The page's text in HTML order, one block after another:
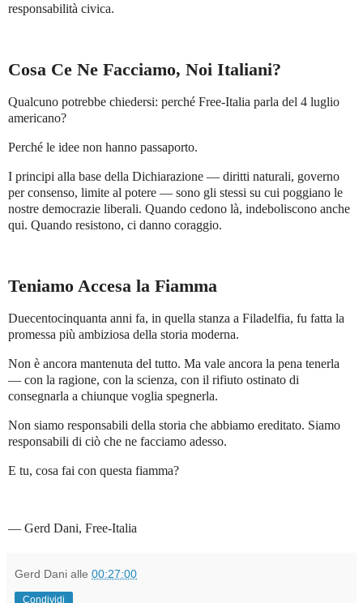
responsabilità civica.
Cosa Ce Ne Facciamo, Noi Italiani?
Qualcuno potrebbe chiedersi: perché Free-Italia parla del 4 luglio
americano?
Perché le idee non hanno passaporto.
I principi alla base della Dichiarazione — diritti naturali, governo
per consenso, limite al potere — sono gli stessi su cui poggiano le
nostre democrazie liberali. Quando cedono là, indeboliscono anche
qui. Quando resistono, ci danno coraggio.
Teniamo Accesa la Fiamma
Duecentocinquanta anni fa, in quella stanza a Filadelfia, fu fatta la
promessa più ambiziosa della storia moderna.
Non è ancora mantenuta del tutto. Ma vale ancora la pena tenerla
— con la ragione, con la scienza, con il rifiuto ostinato di
consegnarla a chiunque voglia spegnerla.
Non siamo responsabili della storia che abbiamo ereditato. Siamo
responsabili di ciò che ne facciamo adesso.
E tu, cosa fai con questa fiamma?
— Gerd Dani, Free-Italia
Gerd Dani alle 00:27:00
Condividi